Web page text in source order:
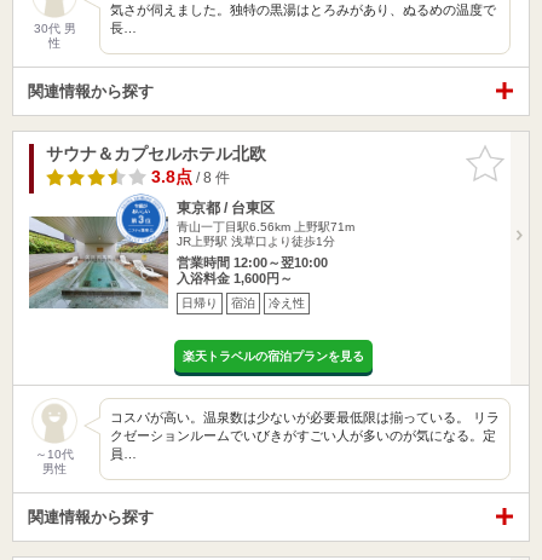
30代 男
性
気さが伺えました。独特の黒湯はとろみがあり、ぬるめの温度で
長…
関連情報から探す
お気に入
りに追加
サウナ＆カプセルホテル北欧
3.8点/ 8 件
東京都 / 台東区
青山一丁目駅6.56km
上野駅71m
JR上野駅 浅草口より徒歩1分
営業時間 12:00～翌10:00
入浴料金 1,600円～
日帰り 宿泊 冷え性
楽天トラベルの宿泊プランを見る
～10代
男性
コスパが高い。温泉数は少ないが必要最低限は揃っている。 リラ
クゼーションルームでいびきがすごい人が多いのが気になる。定
員…
関連情報から探す